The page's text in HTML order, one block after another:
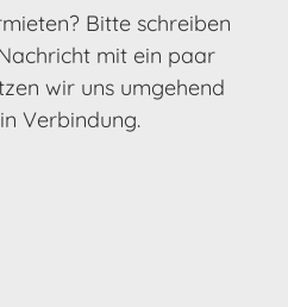
Bitte schrei­ben
mit ein paar
wir uns umge­hend
Verbindung.